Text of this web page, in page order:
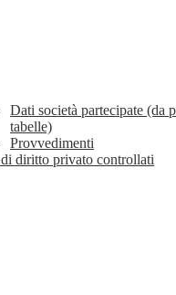
Dati società partecipate (da
tabelle)
Provvedimenti
diritto privato controllati